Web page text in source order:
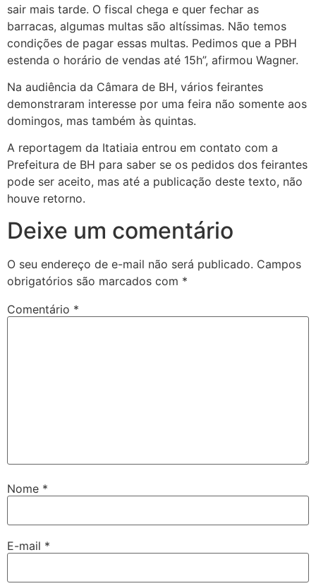
sair mais tarde. O fiscal chega e quer fechar as
barracas, algumas multas são altíssimas. Não temos
condições de pagar essas multas. Pedimos que a PBH
estenda o horário de vendas até 15h”, afirmou Wagner.
Na audiência da Câmara de BH, vários feirantes
demonstraram interesse por uma feira não somente aos
domingos, mas também às quintas.
A reportagem da Itatiaia entrou em contato com a
Prefeitura de BH para saber se os pedidos dos feirantes
pode ser aceito, mas até a publicação deste texto, não
houve retorno.
Deixe um comentário
O seu endereço de e-mail não será publicado. Campos
obrigatórios são marcados com *
Comentário *
Nome *
E-mail *